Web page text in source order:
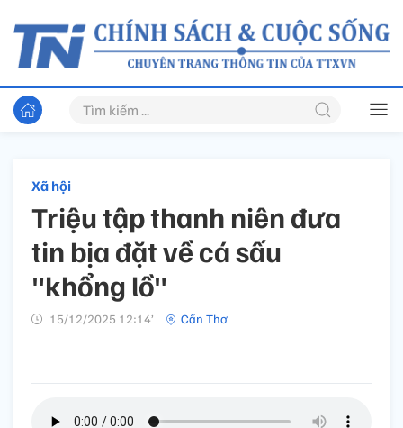
Xã hội
Triệu tập thanh niên đưa
tin bịa đặt về cá sấu
"khổng lồ"
15/12/2025 12:14’ Cần Thơ